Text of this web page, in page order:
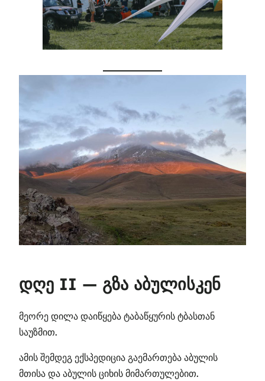
დღე II — გზა აბულისკენ
მეორე დილა დაიწყება ტაბაწყურის ტბასთან
საუზმით.
ამის შემდეგ ექსპედიცია გაემართება აბულის
მთისა და აბულის ციხის მიმართულებით.